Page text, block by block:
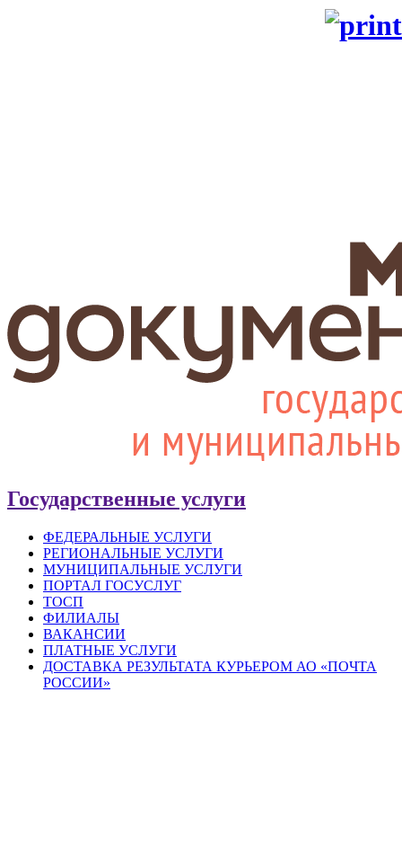
Государственные услуги
ФЕДЕРАЛЬНЫЕ УСЛУГИ
РЕГИОНАЛЬНЫЕ УСЛУГИ
МУНИЦИПАЛЬНЫЕ УСЛУГИ
ПОРТАЛ ГОСУСЛУГ
ТОСП
ФИЛИАЛЫ
ВАКАНСИИ
ПЛАТНЫЕ УСЛУГИ
ДОСТАВКА РЕЗУЛЬТАТА КУРЬЕРОМ АО «ПОЧТА
РОССИИ»